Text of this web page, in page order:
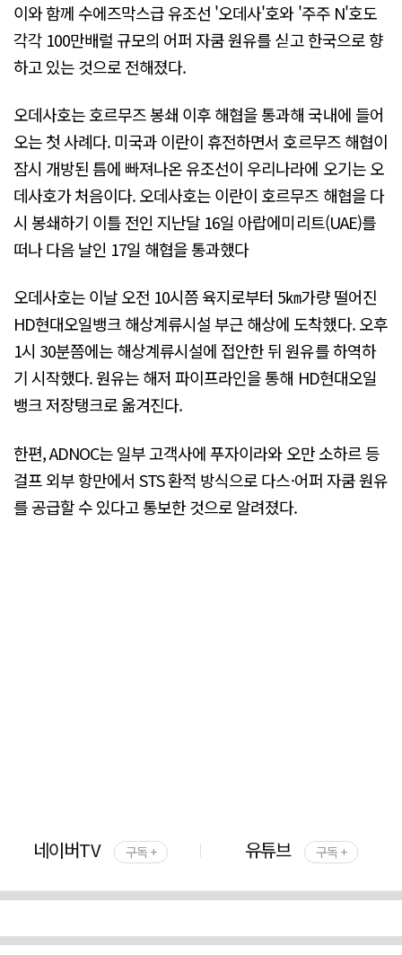
이와 함께 수에즈막스급 유조선 '오데사'호와 '주주 N'호도
각각 100만배럴 규모의 어퍼 자쿰 원유를 싣고 한국으로 향
하고 있는 것으로 전해졌다.
오데사호는 호르무즈 봉쇄 이후 해협을 통과해 국내에 들어
오는 첫 사례다. 미국과 이란이 휴전하면서 호르무즈 해협이
잠시 개방된 틈에 빠져나온 유조선이 우리나라에 오기는 오
데사호가 처음이다. 오데사호는 이란이 호르무즈 해협을 다
시 봉쇄하기 이틀 전인 지난달 16일 아랍에미리트(UAE)를
떠나 다음 날인 17일 해협을 통과했다
오데사호는 이날 오전 10시쯤 육지로부터 5㎞가량 떨어진
HD현대오일뱅크 해상계류시설 부근 해상에 도착했다. 오후
1시 30분쯤에는 해상계류시설에 접안한 뒤 원유를 하역하
기 시작했다. 원유는 해저 파이프라인을 통해 HD현대오일
뱅크 저장탱크로 옮겨진다.
한편, ADNOC는 일부 고객사에 푸자이라와 오만 소하르 등
걸프 외부 항만에서 STS 환적 방식으로 다스·어퍼 자쿰 원유
를 공급할 수 있다고 통보한 것으로 알려졌다.
네이버TV 구독 + 유튜브 구독 +